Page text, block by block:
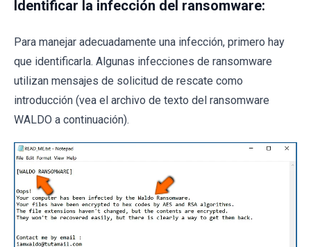
Identificar la infección del ransomware:
Para manejar adecuadamente una infección, primero hay
que identificarla. Algunas infecciones de ransomware
utilizan mensajes de solicitud de rescate como
introducción (vea el archivo de texto del ransomware
WALDO a continuación).